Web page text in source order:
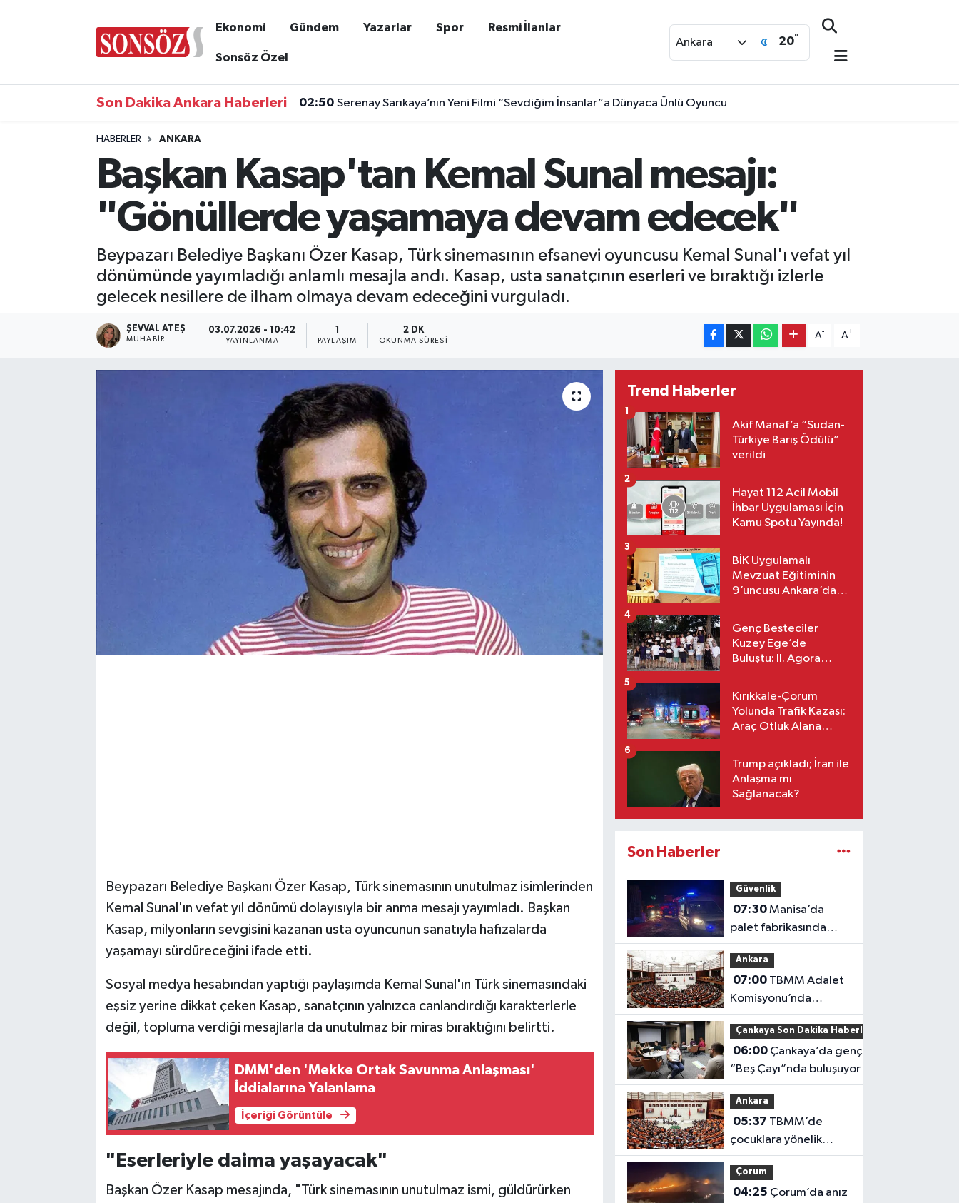
Ekonomi Gündem Yazarlar Spor Resmi İlanlar
Sonsöz Özel
Ankara 20°
Son Dakika Ankara Haberleri 02:50 Serenay Sarıkaya’nın Yeni Filmi “Sevdiğim İnsanlar”a Dünyaca Ünlü Oyuncu
HABERLER ANKARA
Başkan Kasap'tan Kemal Sunal mesajı:
"Gönüllerde yaşamaya devam edecek"
Beypazarı Belediye Başkanı Özer Kasap, Türk sinemasının efsanevi oyuncusu Kemal Sunal'ı vefat yıl
dönümünde yayımladığı anlamlı mesajla andı. Kasap, usta sanatçının eserleri ve bıraktığı izlerle
gelecek nesillere de ilham olmaya devam edeceğini vurguladı.
ŞEVVAL ATEŞ
MUHABIR
03.07.2026 - 10:42
YAYINLANMA PAYLAŞIM
2 DK
OKUNMA SÜRESI
A- A+
Beypazarı Belediye Başkanı Özer Kasap, Türk sinemasının unutulmaz isimlerinden
Kemal Sunal'ın vefat yıl dönümü dolayısıyla bir anma mesajı yayımladı. Başkan
Kasap, milyonların sevgisini kazanan usta oyuncunun sanatıyla hafızalarda
yaşamayı sürdüreceğini ifade etti.
Sosyal medya hesabından yaptığı paylaşımda Kemal Sunal'ın Türk sinemasındaki
eşsiz yerine dikkat çeken Kasap, sanatçının yalnızca canlandırdığı karakterlerle
değil, topluma verdiği mesajlarla da unutulmaz bir miras bıraktığını belirtti.
DMM'den 'Mekke Ortak Savunma Anlaşması'
İddialarına Yalanlama
İçeriği Görüntüle
"Eserleriyle daima yaşayacak"
Başkan Özer Kasap mesajında, "Türk sinemasının unutulmaz ismi, güldürürken
Trend Haberler
Akif Manaf’a “Sudan-
Türkiye Barış Ödülü”
verildi
1
Hayat 112 Acil Mobil
İhbar Uygulaması İçin
Kamu Spotu Yayında!
2
BİK Uygulamalı
Mevzuat Eğitiminin
9’uncusu Ankara’da
3
Genç Besteciler
Kuzey Ege’de
Buluştu: II. Agora
4
Kırıkkale-Çorum
Yolunda Trafik Kazası:
Araç Otluk Alana
5
Trump açıkladı; İran ile
Anlaşma mı
Sağlanacak?
6
Son Haberler
Güvenlik
07:30Manisa’da
palet fabrikasında
yangın: Fabrikada
hasar oluştu
Ankara
07:00
Komisyonu’nda
‘Terörsüz Türkiye’
çerçeve yasası
görüşülüyor
Çankaya Son Dakika Haberleri
06:00
“Beş Çayı”nda buluşuyor
Ankara
05:37
çocuklara yönelik
düzenleme
Çorum
04:25
Sonsöz Özel
Ankara Nöbetçi Eczaneler
Ankara Trafik Yoğunluk Haritası
Süper Lig Puan Durumu ve Fikstür
Son Dakika Haberleri
Haber Arşivi